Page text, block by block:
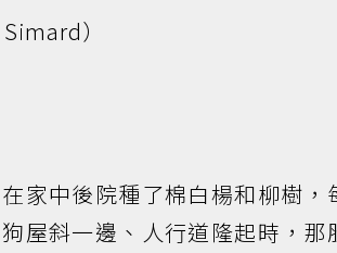
）
家中後院種了棉白楊和柳樹，
屋斜一邊、人行道隆起時，那